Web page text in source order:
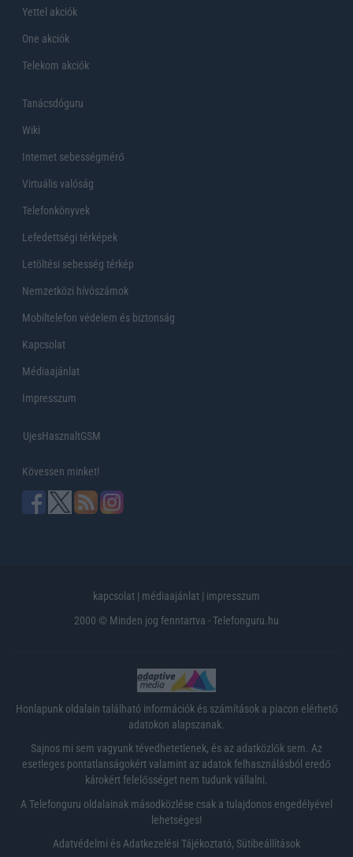
Yettel akciók
One akciók
Telekom akciók
Tanácsdóguru
Wiki
Internet sebességmérő
Virtuális valóság
Telefonkönyvek
Lefedettségi térképek
Letöltési sebesség térkép
Nemzetközi hívószámok
Mobiltelefon védelem és biztonság
Kapcsolat
Médiaajánlat
Impresszum
UjesHasznaltGSM
Kövessen minket!
kapcsolat | médiaajánlat | impresszum
2000 © Minden jog fenntartva - Telefonguru.hu
Honlapunk oldalain található információk és számítások a piacon elérhető
adatokon alapszanak.
Sajnos mi sem vagyunk tévedhetetlenek, és az adatközlők sem. Az
esetleges pontatlanságokért valamint az adatok felhasználásból eredő
károkért felelősséget nem tudunk vállalni.
A Telefonguru oldalainak másodközlése csak a tulajdonos engedélyével
lehetséges!
Adatvédelmi és Adatkezelési Tájékoztató, Sütibeállítások